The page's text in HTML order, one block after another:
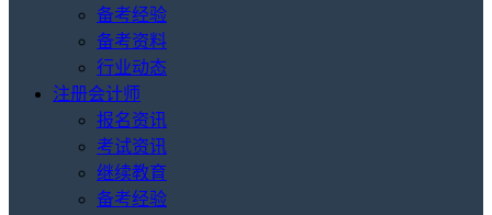
备考经验
备考资料
行业动态
注册会计师
报名资讯
考试资讯
继续教育
备考经验